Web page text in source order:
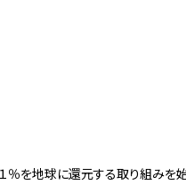
を地球に還元する取り組みを始